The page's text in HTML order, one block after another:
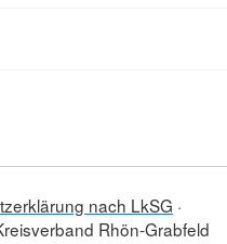
nach LkSG
Rhön-Grabfeld